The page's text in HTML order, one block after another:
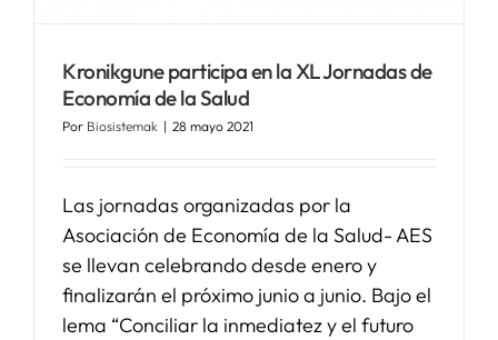
APOYO I+D+I
NOTICIAS
Kronikgune participa en la XL Jornadas de
Economía de la Salud
Por Biosistemak | 28 mayo 2021
Las jornadas organizadas por la
Asociación de Economía de la Salud- AES
se llevan celebrando desde enero y
finalizarán el próximo junio a junio. Bajo el
lema “Conciliar la inmediatez y el futuro